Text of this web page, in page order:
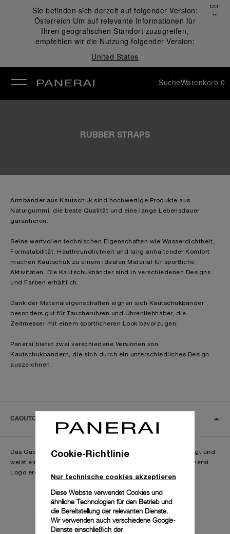
Sie befinden sich derzeit auf folgender Version:
Österreich Um auf relevante Informationen für
Ihren geografischen Standort zuzugreifen,
empfehlen wir die Nutzung folgender Version:
United States
Schließen
✕
SucheWarenkorb 0
RUBBER STRAPS
Armbänder aus Kautschuk sind hochwertige Produkte aus
Naturgummi, die beste Qualität und eine lange Lebensdauer
garantieren.
Seine wertvollen technischen Eigenschaften wie Wasserdichtheit,
Formstabilität, Hautfreundlichkeit und lang anhaltender Komfort
machen Kautschuk zu einem idealen Material für sportliche
Aktivitäten. Die Kautschukbänder sind in verschiedenen Designs
und Farben erhältlich.
Dank der Materialeigenschaften eignen sich Kautschukbänder
besonders gut für Taucheruhren und Uhrenliebhaber, die
Zeitmesser mit einem sportlicheren Look bevorzugen.
Panerai bietet zwei verschiedene Versionen von
Kautschukbändern, die sich durch ein unterschiedliches Design
auszeichnen.
CAOUTCHOUC LOGO
Das Caoutchouc Logo Armband ist aus Naturgummi gefertigt und
weist ein klares, schlichtes Design auf, das vom Officine Panerai
Logo ergänzt wird.
Cookie-Richtlinie
Nur technische cookies akzeptieren
Diese Website verwendet Cookies und
ähnliche Technologien für den Betrieb und
die Bereitstellung der relevanten Dienste.
Wir verwenden auch verschiedene Google-
Dienste einschließlich der